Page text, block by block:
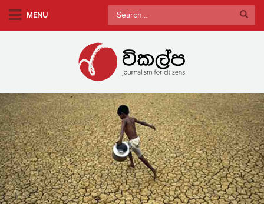
m
a
i
n
c
o
n
t
MENU
Search
for: